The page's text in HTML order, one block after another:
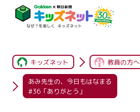
キッズネット 教員の方へ
あみ先生の、今日もはなまる
#36「ありがとう」